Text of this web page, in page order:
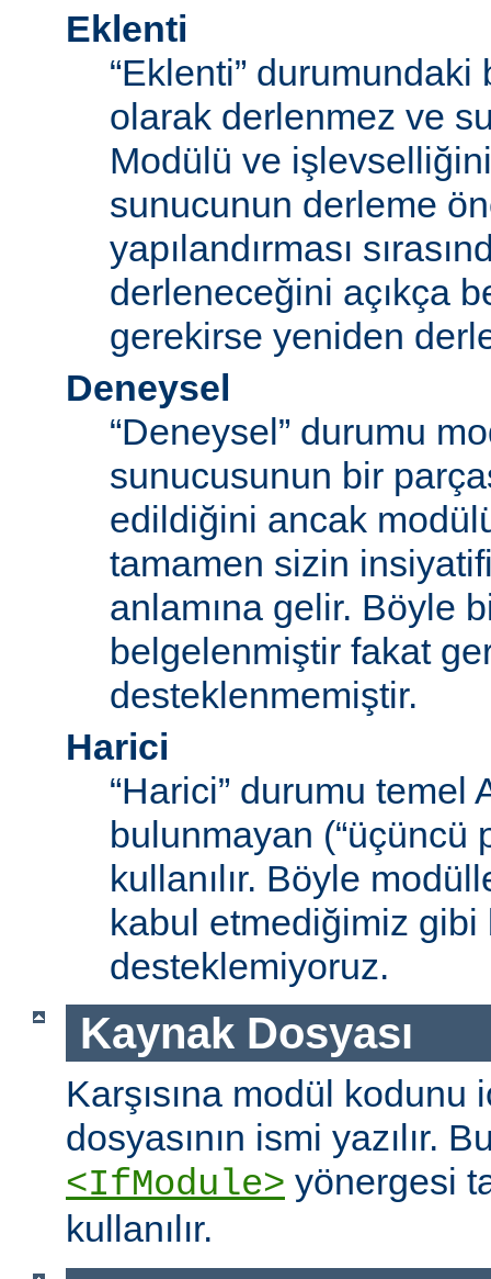
Eklenti
“Eklenti”
olarak derlenmez ve
Modülü ve
sunucunun derleme
yapılandırması
derleneceğini açıkça
gerekirse yeniden
Deneysel
“Deneysel” durumu
sunucusunun bir
edildiğini ancak
tamamen sizin
anlamına gelir. Böyle
belgelenmiştir fakat
desteklenmemiştir.
Harici
“Harici” durumu temel
bulunmayan (“üçüncü
kullanılır. Böyle
kabul etmediğimiz gibi
desteklemiyoruz.
Kaynak Dosyası
Karşısına modül kodunu
dosyasının ismi yazılır.
<IfModule> yönergesi
kullanılır.